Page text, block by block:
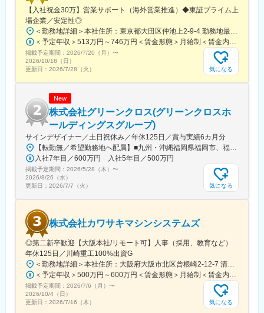
・残業：平均月30h程度となっております。また水曜日の定時退
社の徹底・他曜日も19時以降の残業規制など働き方についてしっ
かりと管理しており、平均有給取得日数15日以上となっておりま
す。
・出張：主に営業所所在県内を担当いただきます。そのため頻度
は年に数回程度であり、展示会などのイベント時に出張となりま
す。
て転勤が発生する場合、転勤先は原則配属支社内のみとなりま
す。
変更の範囲：会社の定める業務
【入社祝金30万】営業サポート（海外営業推進）◆東証プライム上
場企業／安定性◎
＜勤務地詳細＞本社住所：東京都大田区仲池上2-9-4 勤務地最寄駅：都営浅草線線／西馬込駅受動喫煙対策：屋内全面禁煙変更の範囲：会社の定める事業所
＜予定年収＞513万円～746万円＜賃金形態＞月給制＜賃金内訳＞月額（基本給）：250,730円～365,589円その他固定手当/月：15,300円～22,300円＜月給＞266,030円～387,889円＜昇給有無＞有＜残業手当＞有＜給与補足＞■その他固定手当：一律住宅手当1万5300円～2万2300円（居住地に応じて変動）■賞与：5.5ヵ月 ※直近実績■海外駐在員の場合は、赴任国によって給与水準が異なり、手当や待遇面も規程に準ずる形で追加されます。賃金はあくまでも目安の金額であり、選考を通じて上下する可能性があります。月給(月額)は固定手当を含めた表記です。
掲載予定期間： 2026/7/20（月） 〜
2026/10/18（日）
更新日： 2026/7/28（火） 気になる
New
株式会社グリーンクロス(グリーンクロスホ
ールディングスグループ)
サインデザイナー／土日祝休み／年休125日／賞与実績6カ月分
【転勤無／希望勤務地へ配属】■九州・沖縄福岡県福岡市、福岡県北九州市、福岡県久留米市、佐賀県佐賀市、佐賀県鳥栖市、長崎県西彼杵郡長与町、長崎県佐世保市、熊本県熊本市、熊本県球磨郡あさぎり町、大分県大分市、宮崎県宮崎市、鹿児島県鹿児島市、鹿児島県鹿屋市、沖縄県浦添市、沖縄県名護市 ■中国山口県山口市、山口県下関市、広島県広島市、広島県福山市、岡山県岡山市、鳥取県鳥取市、鳥取県境港市、島根県松江市 ■四国愛媛県松山市、香川県高松市、徳島県徳島市、高知県高知市 ■東海愛知県名古屋市、三重県四日市市、静岡県静岡市、静岡県浜松市、岐阜県羽島市 ■関西大阪府大阪市、大阪府堺市、兵庫県神戸市、兵庫県姫路市、奈良県奈良市、京都府京都市 ■関東東京都中央区、埼玉県川口市、埼玉県久喜市、埼玉県さいたま市、神奈川県横浜市、神奈川県相模原市、千葉県千葉市 ■東北宮城県仙台市、宮城県石巻市、山形県山形市、福島県郡山市 ※受動喫煙対策あり
入社7年目／600万円 入社5年目／500万円
掲載予定期間： 2026/5/28（木） 〜
2026/8/26（水）
更新日： 2026/7/7（火） 気になる
株式会社カワサキマシンシステムズ
◎第二新卒歓迎【大阪本社/リモート可】人事（採用、教育など）
年休125日／川崎重工100%出資G
＜勤務地詳細＞本社住所：大阪府大阪市北区曾根崎2-12-7 清和梅田ビル8F勤務地最寄駅：Osaka Metro 谷町線／東梅田駅受動喫煙対策：屋内全面禁煙変更の範囲：会社の定める事業所
＜予定年収＞500万円～600万円＜賃金形態＞月給制＜賃金内訳＞月額（基本給）：240,000円～300,000円＜月給＞240,000円～300,000円＜昇給有無＞有＜残業手当＞有＜給与補足＞※上記年収は目安であり、詳細はスキル・経験を考慮し決定いたします。■昇給：年1回■賞与：年2回■モデル年収：30歳：600万円※あくまでモデルです。最終的には、経験・人物面等を面接で判断し決定します賃金はあくまでも目安の金額であり、選考を通じて上下する可能性があります。月給(月額)は固定手当を含めた表記です。
掲載予定期間： 2026/7/6（月） 〜
2026/10/4（日）
更新日： 2026/7/16（木） 気になる